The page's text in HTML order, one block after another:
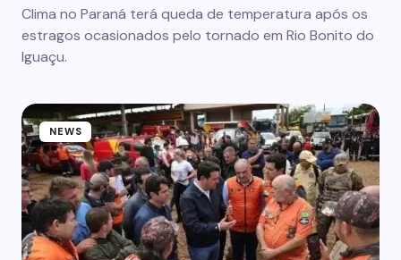
Clima no Paraná terá queda de temperatura após os
estragos ocasionados pelo tornado em Rio Bonito do
Iguaçu.
NEWS